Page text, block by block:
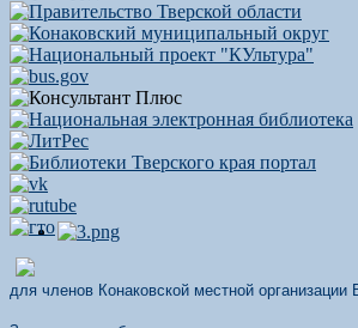
для членов Конаковской местной